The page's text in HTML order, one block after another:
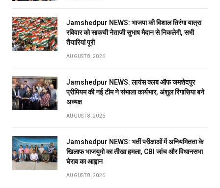
Jamshedpur NEWS: भाजपा की विशाल तिरंगा यात्रा
रविवार को साकची नेताजी सुभाष मैदान से निकलेगी, सभी
तैयारियां पूरी
AUGUST 8, 2026
Jamshedpur NEWS: लायंस क्लब ऑफ जमशेदपुर
प्रीमियम की नई टीम ने संभाला कार्यभार, अंशुल रिंगासिया बने
अध्यक्ष
AUGUST 8, 2026
Jamshedpur NEWS: भर्ती परीक्षाओं में अनियमितता के
खिलाफ भाजयुमो का तीखा हमला, CBI जांच और विधानसभा
घेराव का आह्वान
AUGUST 8, 2026